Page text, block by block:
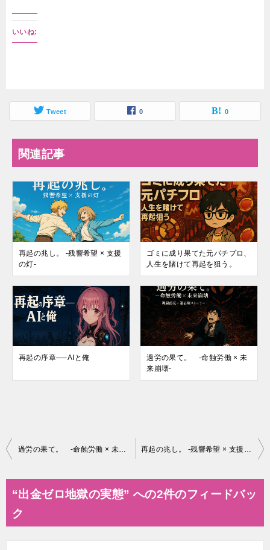
いいね:
Tweet 0 0
関連記事
再起の兆し。 -残響希望 × 支援
の灯-
ゴミに成り果てた元パチプロ、
人生を賭けて再起を狙う。
再起の序章──AIと俺
過労の果て。 -命蝕労働 × 未
来崩壊-
投
ゲ
過労の果て。 -命蝕労働 × 未来崩壊- 再起の兆し。 -残響希望 × 支援の灯-
“出金ゼロ地獄の実態” への2件のフィードバッ
ク